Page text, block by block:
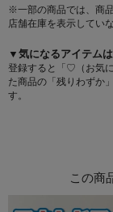
※一部の商品では、商
店舗在庫を表示してい
▼気になるアイテム
登録すると「♡（お気
た商品の「残りわずか
す。
この商